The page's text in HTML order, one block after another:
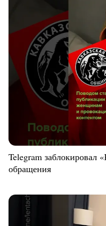
Telegram заблокировал
обращения